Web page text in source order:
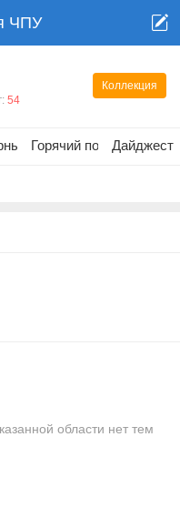
ЧПУ
Коллекция
54
Горячий постДайджест
области нет тем